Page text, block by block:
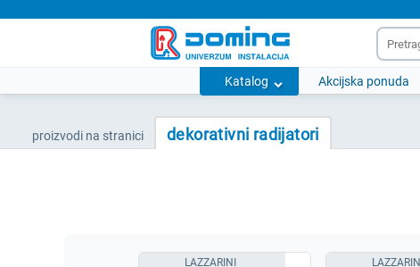
Katalog Akcijska ponuda
proizvodi na stranici dekorativni radijatori
LAZZARINI LAZZARINI